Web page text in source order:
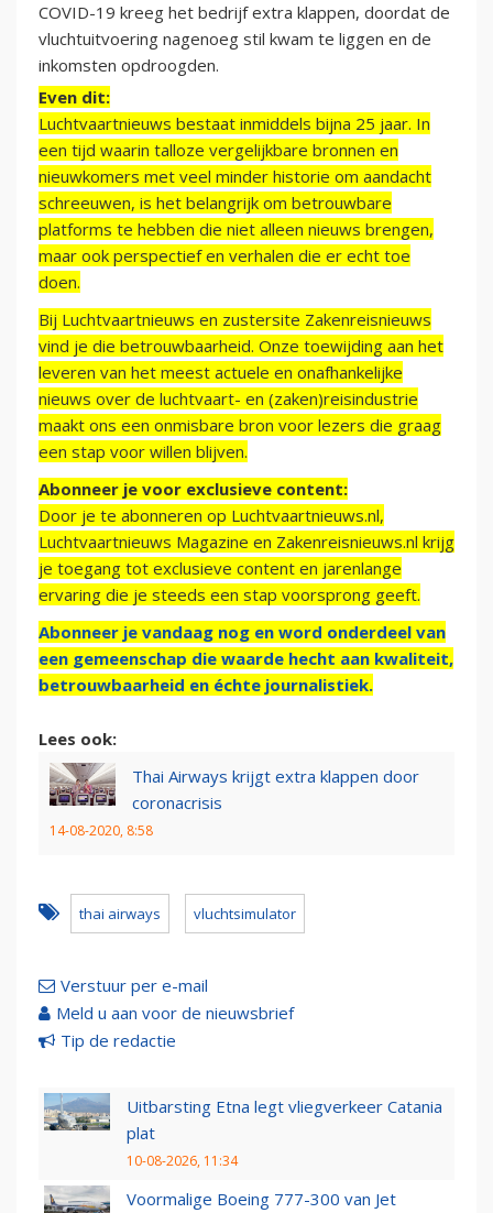
COVID-19 kreeg het bedrijf extra klappen, doordat de
vluchtuitvoering nagenoeg stil kwam te liggen en de
inkomsten opdroogden.
Even dit:
Luchtvaartnieuws bestaat inmiddels bijna 25 jaar. In
een tijd waarin talloze vergelijkbare bronnen en
nieuwkomers met veel minder historie om aandacht
schreeuwen, is het belangrijk om betrouwbare
platforms te hebben die niet alleen nieuws brengen,
maar ook perspectief en verhalen die er echt toe
doen.
Bij Luchtvaartnieuws en zustersite Zakenreisnieuws
vind je die betrouwbaarheid. Onze toewijding aan het
leveren van het meest actuele en onafhankelijke
nieuws over de luchtvaart- en (zaken)reisindustrie
maakt ons een onmisbare bron voor lezers die graag
een stap voor willen blijven.
Abonneer je voor exclusieve content:
Door je te abonneren op Luchtvaartnieuws.nl,
Luchtvaartnieuws Magazine en Zakenreisnieuws.nl krijg
je toegang tot exclusieve content en jarenlange
ervaring die je steeds een stap voorsprong geeft.
Abonneer je vandaag nog en word onderdeel van
een gemeenschap die waarde hecht aan kwaliteit,
betrouwbaarheid en échte journalistiek.
Lees ook:
Thai Airways krijgt extra klappen door
coronacrisis
14-08-2020, 8:58
thai airways vluchtsimulator
Verstuur per e-mail
Meld u aan voor de nieuwsbrief
Tip de redactie
Uitbarsting Etna legt vliegverkeer Catania
plat
10-08-2026, 11:34
Voormalige Boeing 777-300 van Jet